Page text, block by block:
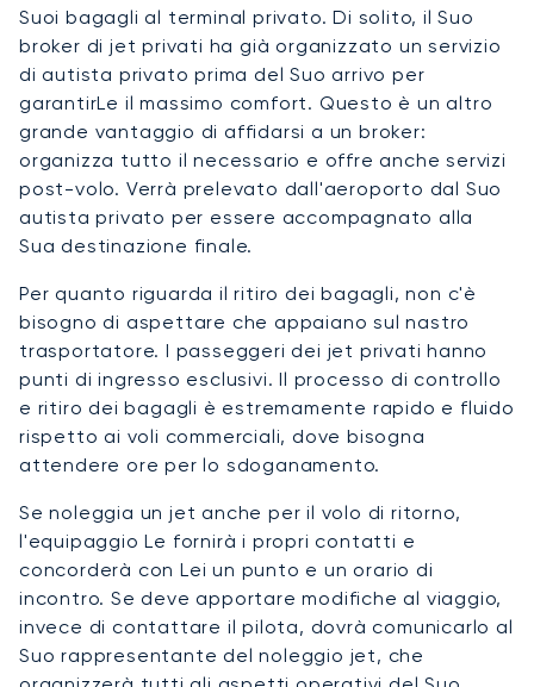
Suoi bagagli al terminal privato. Di solito, il Suo
broker di jet privati ha già organizzato un servizio
di autista privato prima del Suo arrivo per
garantirLe il massimo comfort. Questo è un altro
grande vantaggio di affidarsi a un broker:
organizza tutto il necessario e offre anche servizi
post-volo. Verrà prelevato dall'aeroporto dal Suo
autista privato per essere accompagnato alla
Sua destinazione finale.
Per quanto riguarda il ritiro dei bagagli, non c'è
bisogno di aspettare che appaiano sul nastro
trasportatore. I passeggeri dei jet privati hanno
punti di ingresso esclusivi. Il processo di controllo
e ritiro dei bagagli è estremamente rapido e fluido
rispetto ai voli commerciali, dove bisogna
attendere ore per lo sdoganamento.
Se noleggia un jet anche per il volo di ritorno,
l'equipaggio Le fornirà i propri contatti e
concorderà con Lei un punto e un orario di
incontro. Se deve apportare modifiche al viaggio,
invece di contattare il pilota, dovrà comunicarlo al
Suo rappresentante del noleggio jet, che